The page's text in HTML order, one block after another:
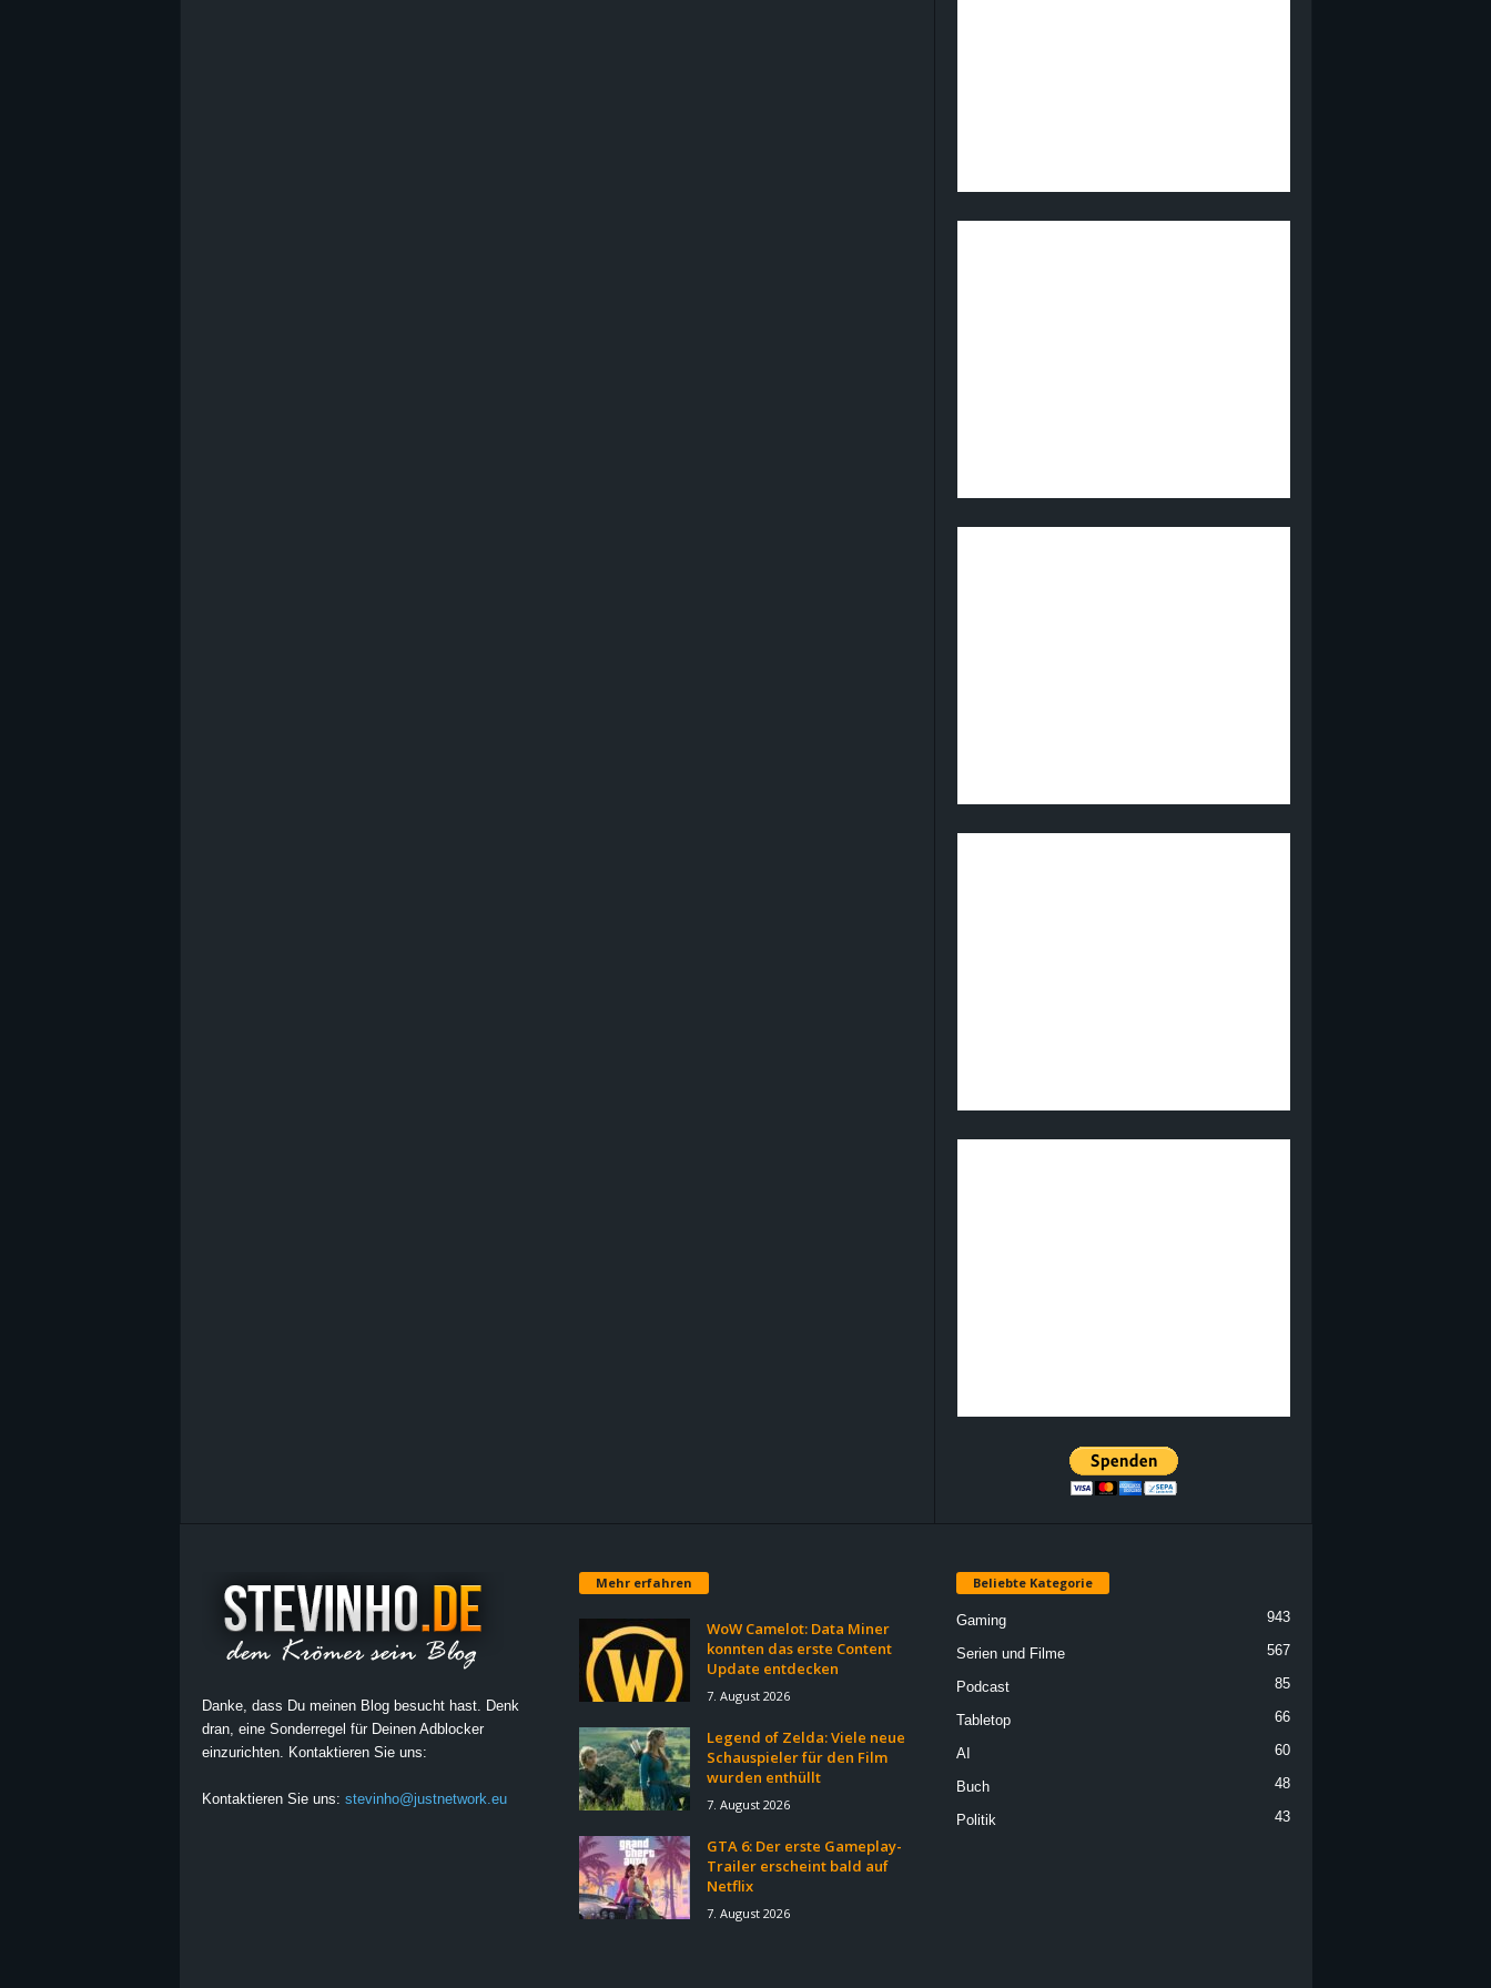
Danke, dass Du meinen Blog besucht hast. Denk
dran, eine Sonderregel für Deinen Adblocker
einzurichten. Kontaktieren Sie uns:
Kontaktieren Sie uns: stevinho@justnetwork.eu
Mehr erfahren
WoW Camelot: Data Miner
konnten das erste Content
Update entdecken
7. August 2026
Legend of Zelda: Viele neue
Schauspieler für den Film
wurden enthüllt
7. August 2026
GTA 6: Der erste Gameplay-
Trailer erscheint bald auf
Netflix
7. August 2026
Beliebte Kategorie
Gaming 943
Serien und Filme 567
Podcast 85
Tabletop 66
AI 60
Buch 48
Politik 43